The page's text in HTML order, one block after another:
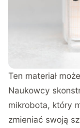
Ten materiał
Naukowcy
mikrobota, który
zmieniać swoją